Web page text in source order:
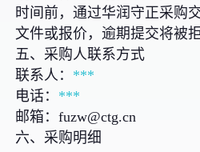
时间前，通过华润守正采购
文件或报价，逾期提交将被拒
五、采购人联系方式
联系人： ***
电话： ***
邮箱：fuzw@ctg.cn
六、采购明细